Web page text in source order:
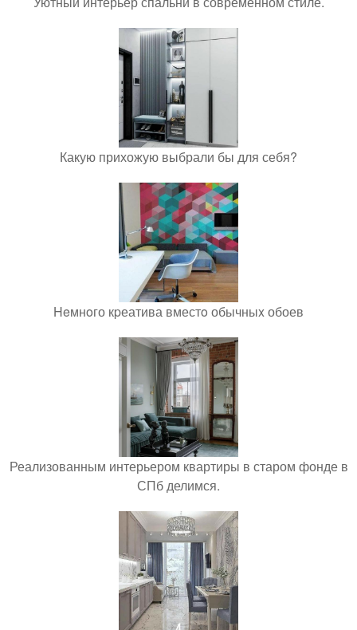
Какую прихожую выбрали бы для себя?
Heмнoго кpеатива вместo обычныx обоев
Реализованным интерьером квартиры в старом фонде в
СПб делимся.